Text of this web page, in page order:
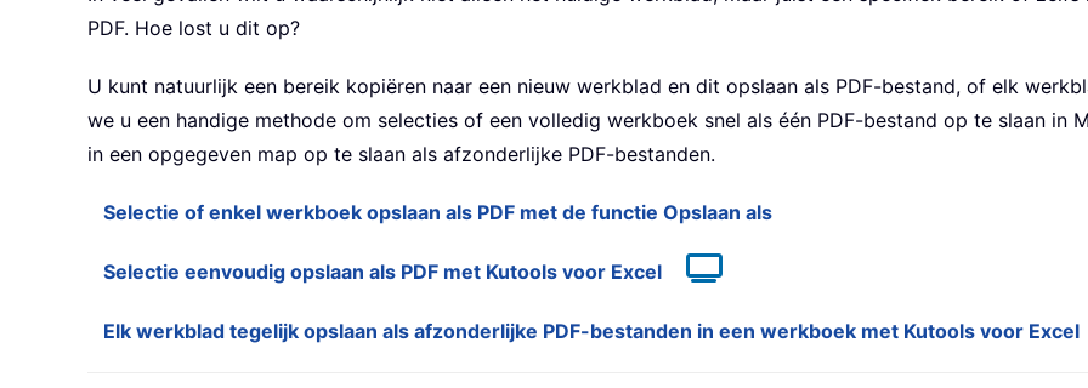
PDF. Hoe lost u dit op?
U kunt natuurlijk een bereik kopiëren naar een nieuw werkblad en dit opslaan als PDF-bestand, of elk
we u een handige methode om selecties of een volledig werkboek snel als één PDF-bestand op te slaan in
in een opgegeven map op te slaan als afzonderlijke PDF-bestanden.
Selectie of enkel werkboek opslaan als PDF met de functie Opslaan als
Selectie eenvoudig opslaan als PDF met Kutools voor Excel
Elk werkblad tegelijk opslaan als afzonderlijke PDF-bestanden in een werkboek met Kutools voor Excel